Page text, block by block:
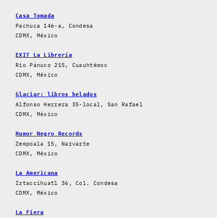
Casa Tomada
Pachuca 146-a, Condesa
CDMX, México
EXIT La Librería
Río Pánuco 215, Cuauhtémoc
CDMX, México
Glaciar: libros helados
Alfonso Herrera 35-local, San Rafael
CDMX, México
Humor Negro Records
Zempoala 15, Narvarte
CDMX, México
La Americana
Iztaccíhuatl 36, Col. Condesa
CDMX, México
La Fiera